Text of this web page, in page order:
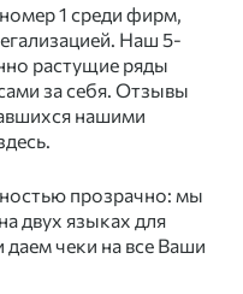
1 среди фирм,
Наш 5-
растущие ряды
за себя. Отзывы
нашими
прозрачно: мы
двух языках для
чеки на все Ваши